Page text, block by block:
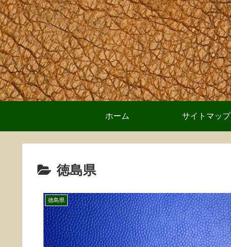
ホーム サイトマップ
徳島県
徳島県